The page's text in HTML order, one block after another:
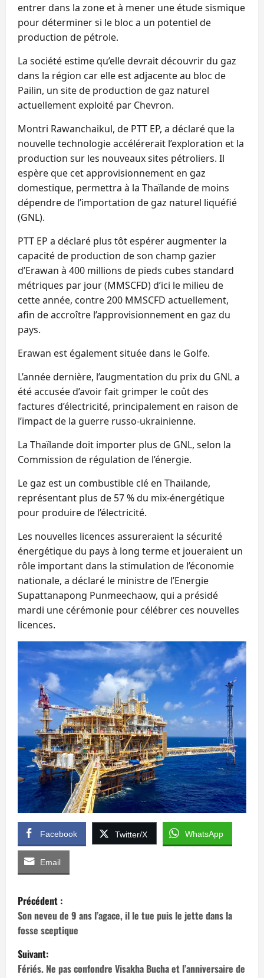
entrer dans la zone et à mener une étude sismique
pour déterminer si le bloc a un potentiel de
production de pétrole.
La société estime qu’elle devrait découvrir du gaz
dans la région car elle est adjacente au bloc de
Pailin, un site de production de gaz naturel
actuellement exploité par Chevron.
Montri Rawanchaikul, de PTT EP, a déclaré que la
nouvelle technologie accélérerait l’exploration et la
production sur les nouveaux sites pétroliers. Il
espère que cet approvisionnement en gaz
domestique, permettra à la Thaïlande de moins
dépendre de l’importation de gaz naturel liquéfié
(GNL).
PTT EP a déclaré plus tôt espérer augmenter la
capacité de production de son champ gazier
d’Erawan à 400 millions de pieds cubes standard
métriques par jour (MMSCFD) d’ici le milieu de
cette année, contre 200 MMSCFD actuellement,
afin de accroître l’approvisionnement en gaz du
pays.
Erawan est également située dans le Golfe.
L’année dernière, l’augmentation du prix du GNL a
été accusée d’avoir fait grimper le coût des
factures d’électricité, principalement en raison de
l’impact de la guerre russo-ukrainienne.
La Thaïlande doit importer plus de GNL, selon la
Commission de régulation de l’énergie.
Le gaz est un combustible clé en Thaïlande,
représentant plus de 57 % du mix-énergétique
pour produire de l’électricité.
Les nouvelles licences assureraient la sécurité
énergétique du pays à long terme et joueraient un
rôle important dans la stimulation de l’économie
nationale, a déclaré le ministre de l’Energie
Supattanapong Punmeechaow, qui a présidé
mardi une cérémonie pour célébrer ces nouvelles
licences.
Facebook Twitter/X WhatsApp
Email
N
a
v
i
Précédent :
Son neveu de 9 ans l’agace, il le tue puis le jette dans la
fosse sceptique
Suivant:
Fériés. Ne pas confondre Visakha Bucha et l’anniversaire de